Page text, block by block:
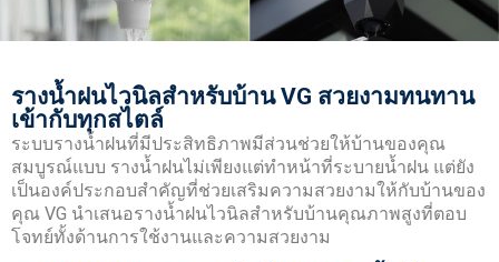
รางน้ำฝนไวนิลสำหรับบ้าน VG สวยงามทนทาน
เข้ากับทุกสไตล์
ระบบรางน้ำฝนที่มีประสิทธิภาพมีส่วนช่วยให้บ้านของคุณ
สมบูรณ์แบบ รางน้ำฝนไม่เพียงแต่ทำหน้าที่ระบายน้ำฝน แต่ยัง
เป็นองค์ประกอบสำคัญที่ช่วยเสริมความสวยงามให้กับบ้านของ
คุณ VG นำเสนอรางน้ำฝนไวนิลสำหรับบ้านคุณภาพสูงที่ตอบ
โจทย์ทั้งด้านการใช้งานและความสวยงาม